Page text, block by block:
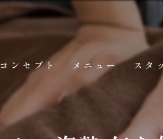
コンセプト メニュー スタ